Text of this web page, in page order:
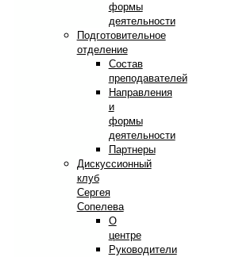
формы
деятельности
Подготовительное
отделение
Состав
преподавателей
Направления
и
формы
деятельности
Партнеры
Дискуссионный
клуб
Сергея
Сопелева
О
центре
Руководители